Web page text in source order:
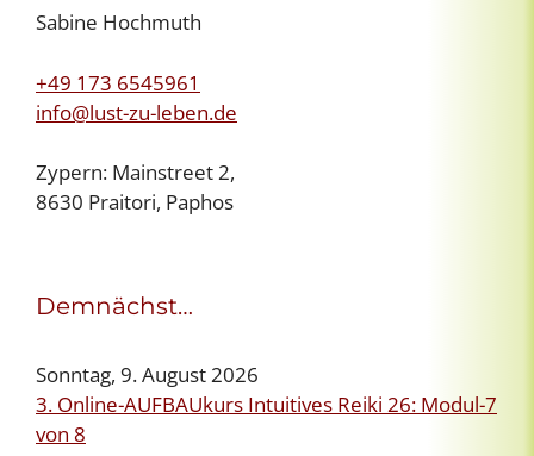
Sabine Hochmuth
+49 173 6545961
info@lust-zu-leben.de
Zypern: Mainstreet 2,
8630 Praitori, Paphos
Demnächst…
Sonntag, 9. August 2026
3. Online-AUFBAUkurs Intuitives Reiki 26: Modul-7
von 8